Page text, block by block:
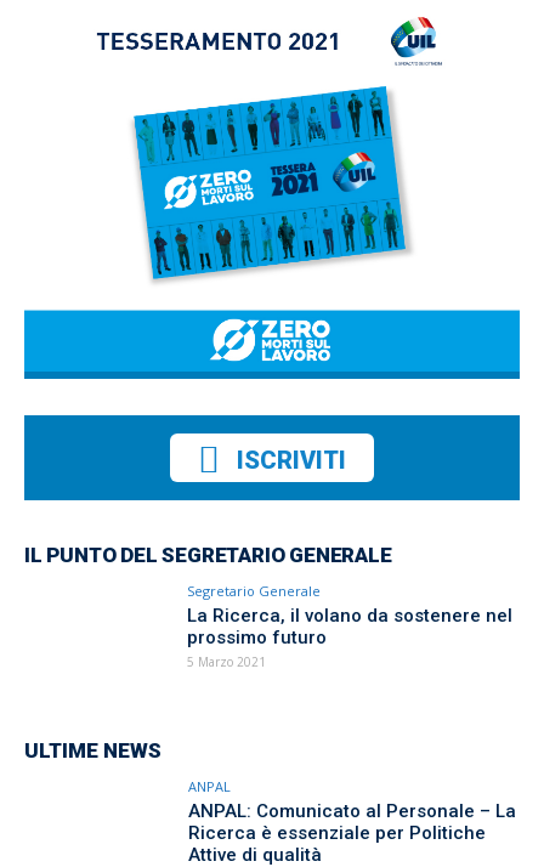
ISCRIVITI
IL PUNTO DEL SEGRETARIO GENERALE
Segretario Generale
La Ricerca, il volano da sostenere nel
prossimo futuro
5 Marzo 2021
ULTIME NEWS
ANPAL
ANPAL: Comunicato al Personale – La
Ricerca è essenziale per Politiche
Attive di qualità